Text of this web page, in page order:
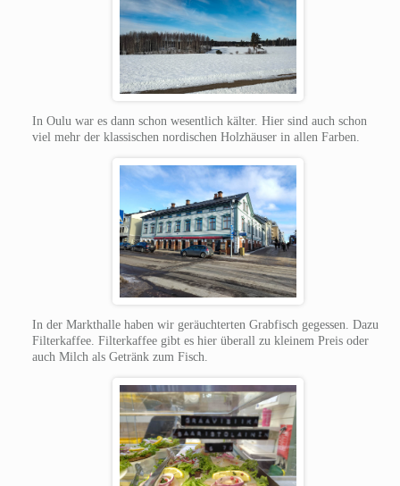
In Oulu war es dann schon wesentlich kälter. Hier sind auch schon
viel mehr der klassischen nordischen Holzhäuser in allen Farben.
In der Markthalle haben wir geräuchterten Grabfisch gegessen. Dazu
Filterkaffee. Filterkaffee gibt es hier überall zu kleinem Preis oder
auch Milch als Getränk zum Fisch.